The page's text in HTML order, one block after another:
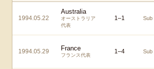
1994.05.22
Australia
オーストラリア
代表
1–1 Sub
1994.05.29 France
フランス代表
1–4 Sub